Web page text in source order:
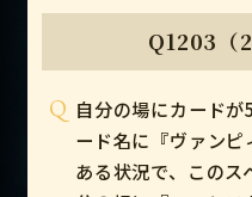
Q1203（
Q 自分の場にカード
ード名に『ヴァン
ある状況で、この